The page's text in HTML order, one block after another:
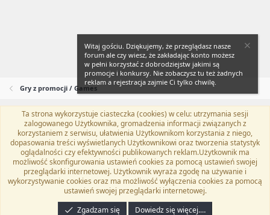
Gry z promocji / Games
Flat Awesome + (Parent DO NOT EDIT)
Polski (PL)
Kontakt
Regulamin Polityka prywatności Pomoc
TwitterKontakt
RSS
Community platform by XenForo® © 2010-2024 XenForo Ltd.
programyzadarmo.net.pl . | Xenforo Add-ons
Witaj gościu. Dziękujemy, że przeglądasz nasze
forum ale czy wiesz, że zakładając konto możesz
w pełni korzystać z dobrodziejstw jakimi są
promocje i konkursy. Nie zobaczysz tu też żadnych
reklam a rejestracja zajmie Ci tylko chwilę.
Ta strona wykorzystuje ciasteczka (cookies) w celu: utrzymania sesji
zalogowanego Użytkownika, gromadzenia informacji związanych z
korzystaniem z serwisu, ułatwienia Użytkownikom korzystania z niego,
dopasowania treści wyświetlanych Użytkownikowi oraz tworzenia statystyk
oglądalności czy efektywności publikowanych reklam.Użytkownik ma
możliwość skonfigurowania ustawień cookies za pomocą ustawień swojej
przeglądarki internetowej. Użytkownik wyraża zgodę na używanie i
wykorzystywanie cookies oraz ma możliwość wyłączenia cookies za pomocą
ustawień swojej przeglądarki internetowej.
Zgadzam się
Dowiedz się więcej.…